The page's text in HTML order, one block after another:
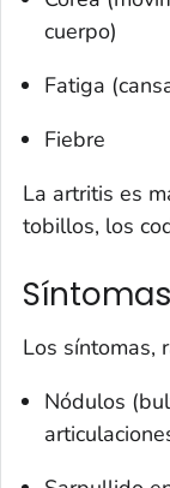
cuerpo)
Fatiga
Fiebre
La artritis es
tobillos, los
Los síntomas,
Nódulos